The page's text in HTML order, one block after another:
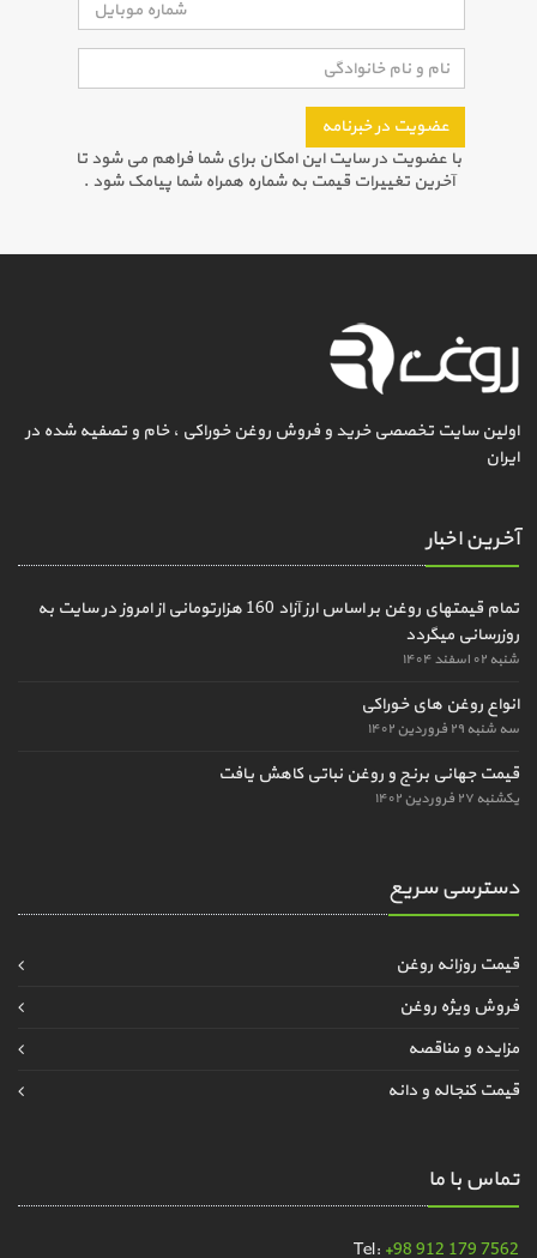
عضویت در خبرنامه
با عضویت در سایت این امکان برای شما فراهم می شود تا
آخرین تغییرات قیمت به شماره همراه شما پیامک شود .
اولین سایت تخصصی خرید و فروش روغن خوراکی ، خام و تصفیه شده در
ایران
آخرین اخبار
تمام قیمتهای روغن بر اساس ارز آزاد 160 هزارتومانی از امروز در سایت به
روزرسانی میگردد
شنبه ۰۲ اسفند ۱۴۰۴
انواع روغن های خوراکی
سه شنبه ۲۹ فروردین ۱۴۰۲
قیمت جهانی برنج و روغن نباتی کاهش یافت
یکشنبه ۲۷ فروردین ۱۴۰۲
دسترسی سریع
قیمت روزانه روغن
فروش ویژه روغن
مزایده و مناقصه
قیمت کنجاله و دانه
تماس با ما
Tel: +98 912 179 7562